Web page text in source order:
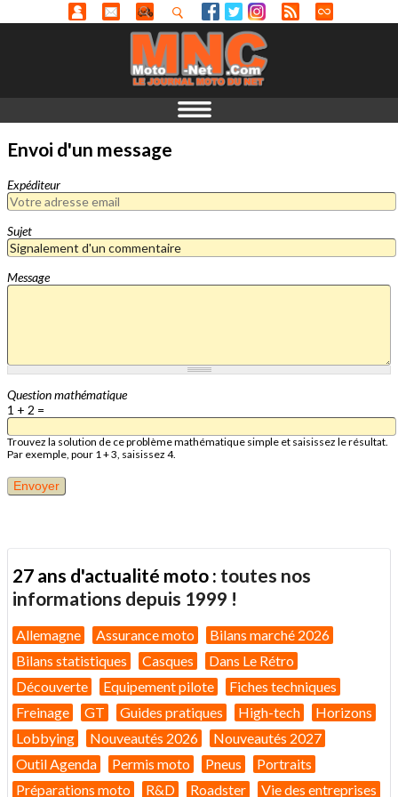
Envoi d'un message
Expéditeur
Sujet
Message
Question mathématique
1 + 2 =
Trouvez la solution de ce problème mathématique simple et saisissez le résultat.
Par exemple, pour 1 + 3, saisissez 4.
27 ans d'actualité moto : toutes nos
informations depuis 1999 !
Allemagne Assurance moto
Bilans marché 2026
Bilans statistiques
Casques
Dans Le Rétro
Découverte
Equipement pilote
Fiches techniques
Freinage
GT Guides pratiques High-tech
Horizons
Lobbying
Nouveautés 2026
Nouveautés 2027
Outil Agenda
Permis moto Pneus
Portraits
Préparations moto
R&D Roadster Vie des entreprises